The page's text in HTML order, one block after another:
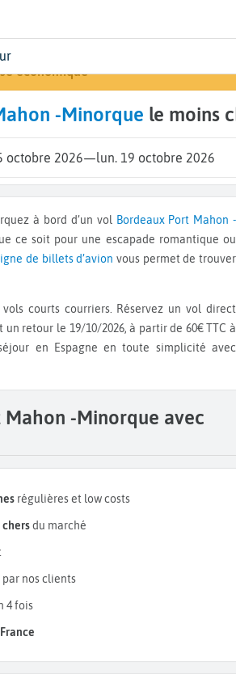
voyage
économique
-Minorque le moins
octobre 2026— lun. 19 octobre 2026
à bord d’un vol Bordeaux Port Mahon -
ce soit pour une escapade romantique ou
de billets d’avion vous permet de trouver
courts courriers. Réservez un vol direct
retour le 19/10/2026, à partir de 60€ TTC à
en Espagne en toute simplicité avec
-Minorque avec
régulières et low costs
chersdu marché
nos clients
4 fois